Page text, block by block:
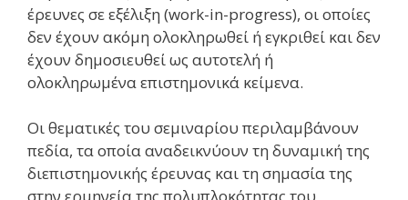
έρευνες σε εξέλιξη (work-in-progress), οι οποίες
δεν έχουν ακόμη ολοκληρωθεί ή εγκριθεί και δεν
έχουν δημοσιευθεί ως αυτοτελή ή
ολοκληρωμένα επιστημονικά κείμενα.
Οι θεματικές του σεμιναρίου περιλαμβάνουν
πεδία, τα οποία αναδεικνύουν τη δυναμική της
διεπιστημονικής έρευνας και τη σημασία της